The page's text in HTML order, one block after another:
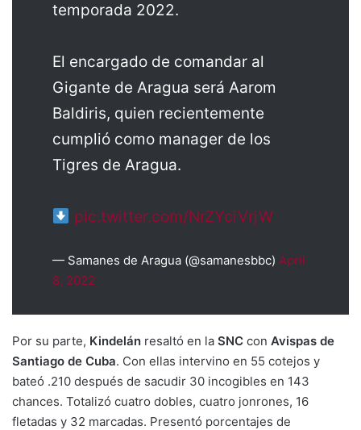
temporada 2022.
El encargado de comandar al
Gigante de Aragua será Aarom
Baldiris, quien recientemente
cumplió como manager de los
Tigres de Aragua.
pic.twitter.com/NrZYciVrjW
— Samanes de Aragua (@samanesbbc) April
8, 2022
Por su parte, Kindelán resaltó en la SNC con Avispas de
Santiago de Cuba. Con ellas intervino en 55 cotejos y
bateó .210 después de sacudir 30 incogibles en 143
chances. Totalizó cuatro dobles, cuatro jonrones, 16
fletadas y 32 marcadas. Presentó porcentajes de